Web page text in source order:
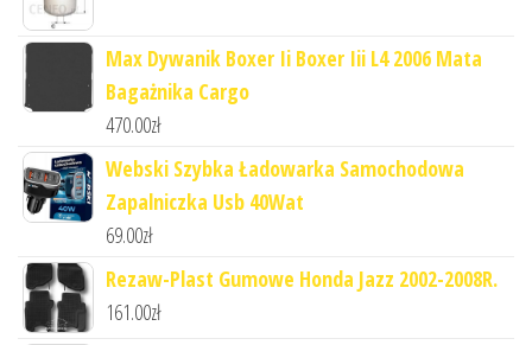
Max Dywanik Boxer Ii Boxer Iii L4 2006 Mata
Bagażnika Cargo
470.00zł
Webski Szybka Ładowarka Samochodowa
Zapalniczka Usb 40Wat
69.00zł
Rezaw-Plast Gumowe Honda Jazz 2002-2008R.
161.00zł